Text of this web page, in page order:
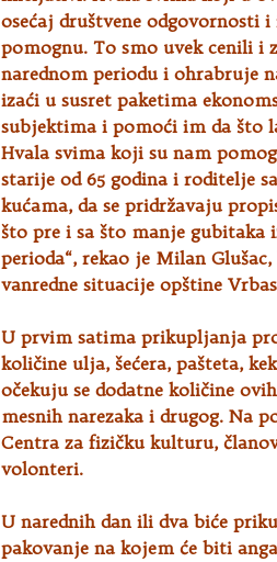
osećaj društvene odgovornosti
pomognu. To smo uvek cenili i
narednom periodu i ohrabruje
izaći u susret paketima
subjektima i pomoći im da što
Hvala svima koji su nam
starije od 65 godina i roditelje
kućama, da se pridržavaju
što pre i sa što manje gubitaka
perioda“, rekao je Milan
vanredne situacije opštine
U prvim satima prikupljanja
količine ulja, šećera, pašteta,
očekuju se dodatne količine
mesnih narezaka i drugog. Na
Centra za fizičku kulturu,
volonteri.
U narednih dan ili dva biće
pakovanje na kojem će biti